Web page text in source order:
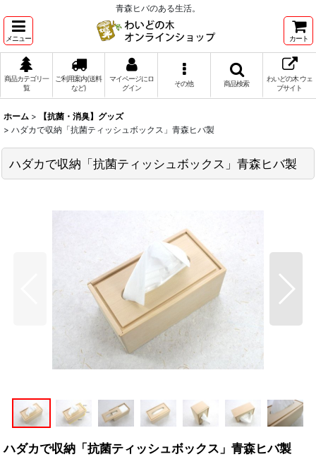
青森ヒバのある生活。
メニュー カート
商品カテゴリ一
覧
ご利用案内(送料
など)
マイページにロ
グイン
その他 商品検索
わいどの木 ウェ
ブサイト
ホーム >
【抗菌・消臭】グッズ
> ハダカで収納「抗菌ティッシュボックス」青森ヒバ製
ハダカで収納「抗菌ティッシュボックス」青森ヒバ製
ハダカで収納「抗菌ティッシュボックス」青森ヒバ製